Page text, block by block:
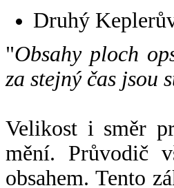
Druhý
"Obsahy ploch
za stejný čas jsou
Velikost i směr
mění. Průvodič
obsahem. Tento